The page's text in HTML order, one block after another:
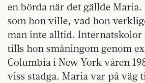
en börda när det gällde
som hon ville, vad hon
man inte alltid. Internatskolor
tills hon småningom genom
Columbia i New York våren
viss stadga. Maria var på väg